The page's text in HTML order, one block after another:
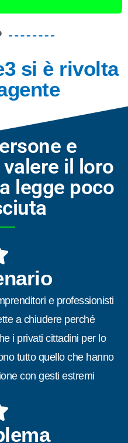
si è rivolta
e
il loro
legge poco
e professionisti
a chiudere perché
i privati cittadini per lo
tutto quello che hanno
con gesti estremi